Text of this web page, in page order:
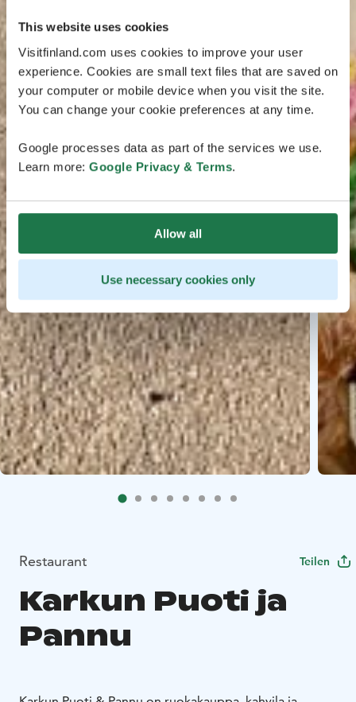
This website uses cookies
Visitfinland.com uses cookies to improve your user
experience. Cookies are small text files that are saved on
your computer or mobile device when you visit the site.
You can change your cookie preferences at any time.
Google processes data as part of the services we use.
Learn more: Google Privacy & Terms.
Allow all
Use necessary cookies only
Restaurant Teilen
Karkun Puoti ja
Pannu